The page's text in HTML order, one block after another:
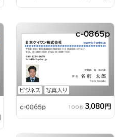
ビジネス 写真入り
c-0865p
c-0865p 100枚 3,080円